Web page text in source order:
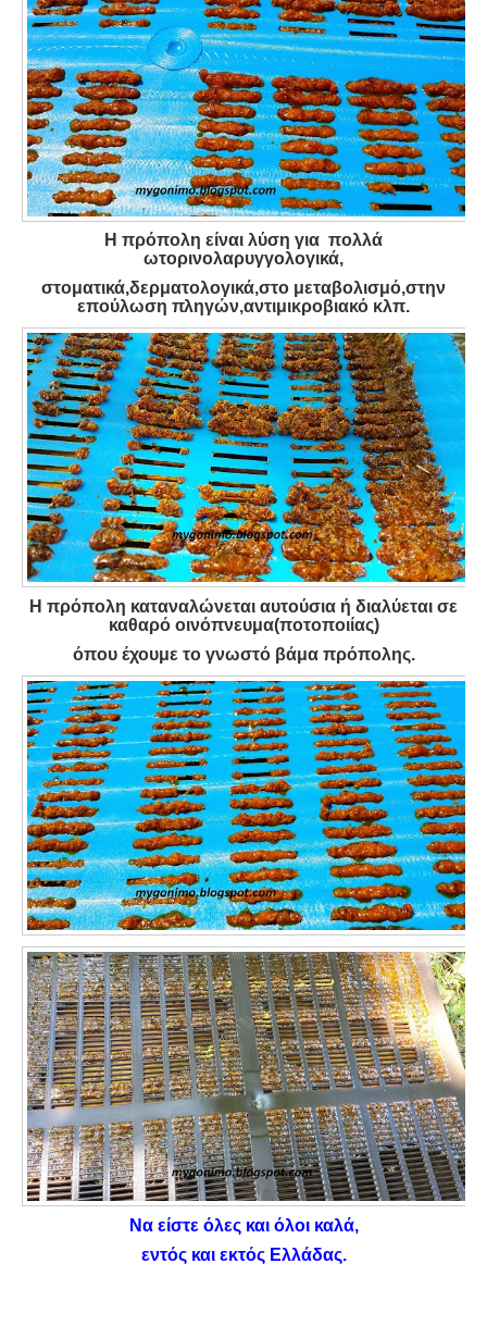
Η πρόπολη είναι λύση για πολλά
ωτορινολαρυγγολογικά,
στοματικά,δερματολογικά,στο μεταβολισμό,στην
επούλωση πληγών,αντιμικροβιακό κλπ.
Η πρόπολη καταναλώνεται αυτούσια ή διαλύεται σε
καθαρό οινόπνευμα(ποτοποιίας)
όπου έχουμε το γνωστό βάμα πρόπολης.
Να είστε όλες και όλοι καλά,
εντός και εκτός Ελλάδας.